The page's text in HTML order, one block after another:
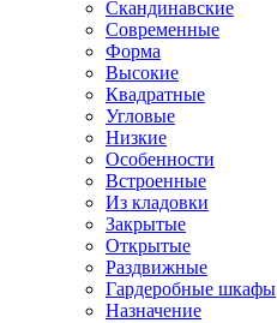
Скандинавские
Современные
Форма
Высокие
Квадратные
Угловые
Низкие
Особенности
Встроенные
Из кладовки
Закрытые
Открытые
Раздвижные
Гардеробные шкафы
Назначение